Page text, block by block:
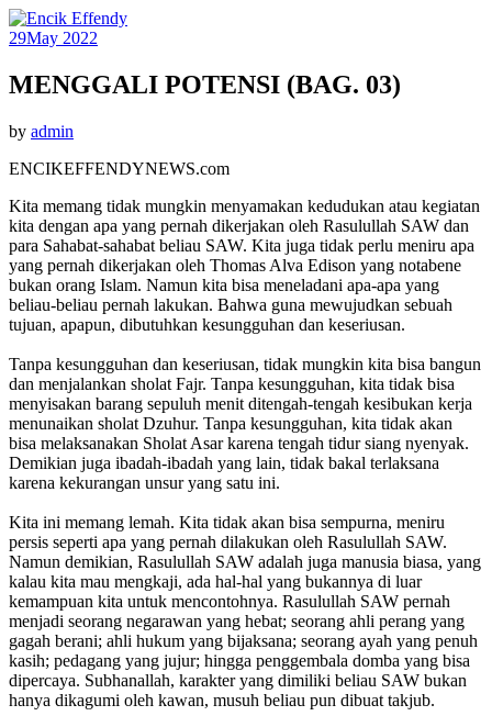
29May 2022
MENGGALI POTENSI (BAG. 03)
by admin
ENCIKEFFENDYNEWS.com
Kita memang tidak mungkin menyamakan kedudukan atau kegiatan
kita dengan apa yang pernah dikerjakan oleh Rasulullah SAW dan
para Sahabat-sahabat beliau SAW. Kita juga tidak perlu meniru apa
yang pernah dikerjakan oleh Thomas Alva Edison yang notabene
bukan orang Islam. Namun kita bisa meneladani apa-apa yang
beliau-beliau pernah lakukan. Bahwa guna mewujudkan sebuah
tujuan, apapun, dibutuhkan kesungguhan dan keseriusan.
Tanpa kesungguhan dan keseriusan, tidak mungkin kita bisa bangun
dan menjalankan sholat Fajr. Tanpa kesungguhan, kita tidak bisa
menyisakan barang sepuluh menit ditengah-tengah kesibukan kerja
menunaikan sholat Dzuhur. Tanpa kesungguhan, kita tidak akan
bisa melaksanakan Sholat Asar karena tengah tidur siang nyenyak.
Demikian juga ibadah-ibadah yang lain, tidak bakal terlaksana
karena kekurangan unsur yang satu ini.
Kita ini memang lemah. Kita tidak akan bisa sempurna, meniru
persis seperti apa yang pernah dilakukan oleh Rasulullah SAW.
Namun demikian, Rasulullah SAW adalah juga manusia biasa, yang
kalau kita mau mengkaji, ada hal-hal yang bukannya di luar
kemampuan kita untuk mencontohnya. Rasulullah SAW pernah
menjadi seorang negarawan yang hebat; seorang ahli perang yang
gagah berani; ahli hukum yang bijaksana; seorang ayah yang penuh
kasih; pedagang yang jujur; hingga penggembala domba yang bisa
dipercaya. Subhanallah, karakter yang dimiliki beliau SAW bukan
hanya dikagumi oleh kawan, musuh beliau pun dibuat takjub.